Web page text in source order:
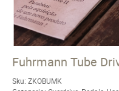
Fuhrmann Tube
Sku: ZKOBUMK